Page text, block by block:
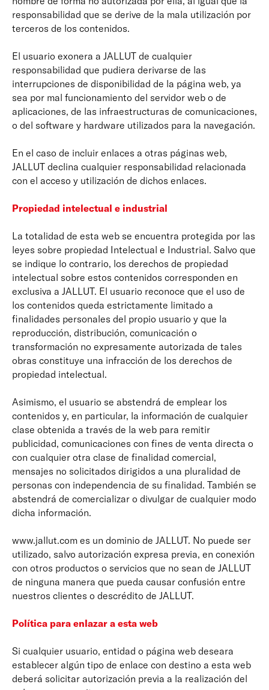
responsabilidad que se derive de la mala utilización por
terceros de los contenidos.
El usuario exonera a JALLUT de cualquier
responsabilidad que pudiera derivarse de las
interrupciones de disponibilidad de la página web, ya
sea por mal funcionamiento del servidor web o de
aplicaciones, de las infraestructuras de comunicaciones,
o del software y hardware utilizados para la navegación.
En el caso de incluir enlaces a otras páginas web,
JALLUT declina cualquier responsabilidad relacionada
con el acceso y utilización de dichos enlaces.
Propiedad intelectual e industrial
La totalidad de esta web se encuentra protegida por las
leyes sobre propiedad Intelectual e Industrial. Salvo que
se indique lo contrario, los derechos de propiedad
intelectual sobre estos contenidos corresponden en
exclusiva a JALLUT. El usuario reconoce que el uso de
los contenidos queda estrictamente limitado a
finalidades personales del propio usuario y que la
reproducción, distribución, comunicación o
transformación no expresamente autorizada de tales
obras constituye una infracción de los derechos de
propiedad intelectual.
Asimismo, el usuario se abstendrá de emplear los
contenidos y, en particular, la información de cualquier
clase obtenida a través de la web para remitir
publicidad, comunicaciones con fines de venta directa o
con cualquier otra clase de finalidad comercial,
mensajes no solicitados dirigidos a una pluralidad de
personas con independencia de su finalidad. También se
abstendrá de comercializar o divulgar de cualquier modo
dicha información.
www.jallut.com es un dominio de JALLUT. No puede ser
utilizado, salvo autorización expresa previa, en conexión
con otros productos o servicios que no sean de JALLUT
de ninguna manera que pueda causar confusión entre
nuestros clientes o descrédito de JALLUT.
Política para enlazar a esta web
Si cualquier usuario, entidad o página web deseara
establecer algún tipo de enlace con destino a esta web
deberá solicitar autorización previa a la realización del